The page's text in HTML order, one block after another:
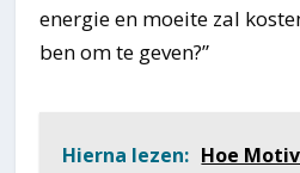
energie en moeite zal
ben om te geven?”
Hierna lezen: Hoe